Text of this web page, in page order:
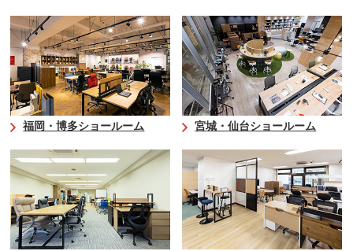
福岡・博多ショールーム 宮城・仙台ショールーム